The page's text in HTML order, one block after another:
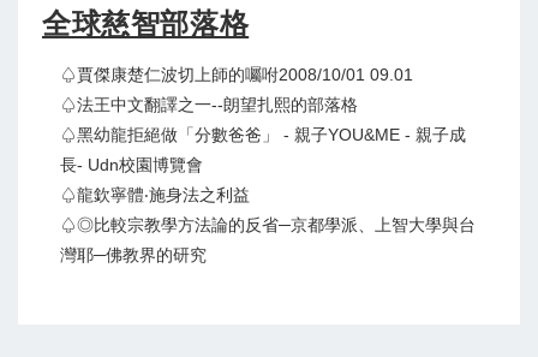
全球慈智部落格
♤賈傑康楚仁波切上師的囑咐2008/10/01 09.01
♤法王中文翻譯之一--朗望扎熙的部落格
♤黑幼龍拒絕做「分數爸爸」 - 親子YOU&ME - 親子成
長- Udn校園博覽會
♤龍欽寧體‧施身法之利益
♤◎比較宗教學方法論的反省─京都學派、上智大學與台
灣耶─佛教界的研究